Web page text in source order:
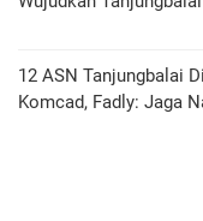
12 ASN Tanjungbalai
Komcad, Fadly: Jaga